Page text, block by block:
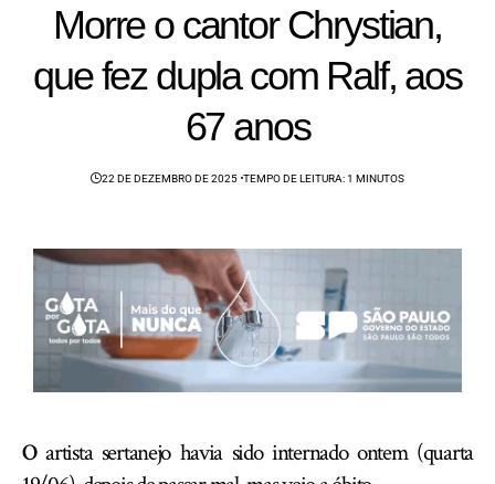
Morre o cantor Chrystian,
que fez dupla com Ralf, aos
67 anos
22 DE DEZEMBRO DE 2025 TEMPO DE LEITURA: 1 MINUTOS
Oartista sertanejo havia sido internado ontem (quarta